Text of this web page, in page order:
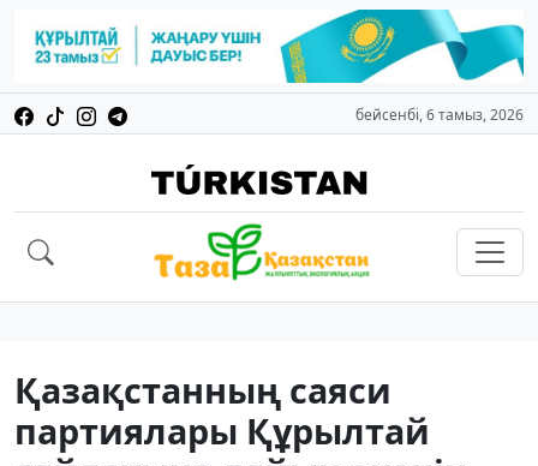
бейсенбі, 6 тамыз, 2026
Қазақстанның саяси
партиялары Құрылтай